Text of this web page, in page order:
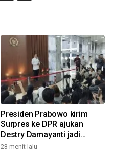
Presiden Prabowo kirim
Surpres ke DPR ajukan
Destry Damayanti jadi
Gubernur BI definitif
23 menit lalu